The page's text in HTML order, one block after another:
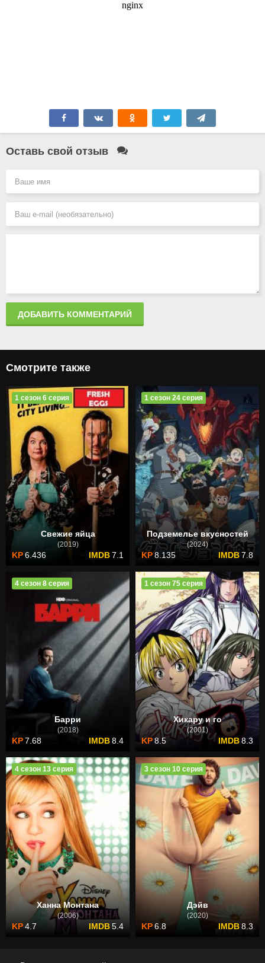
Оставь свой отзыв
ДОБАВИТЬ КОММЕНТАРИЙ
Смотрите также
Свежие яйца
(2019)
6.436 7.1
1 сезон 6 серия
Подземелье вкусностей
(2024)
8.135 7.8
1 сезон 24 серия
Барри
(2018)
7.68 8.4
4 сезон 8 серия
Хикару и го
(2001)
8.5 8.3
1 сезон 75 серия
Ханна Монтана
(2006)
4.7 5.4
4 сезон 13 серия
Дэйв
(2020)
6.8 8.3
3 сезон 10 серия